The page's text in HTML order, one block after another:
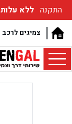
התקנה ללא עלות
צמיגים לרכב